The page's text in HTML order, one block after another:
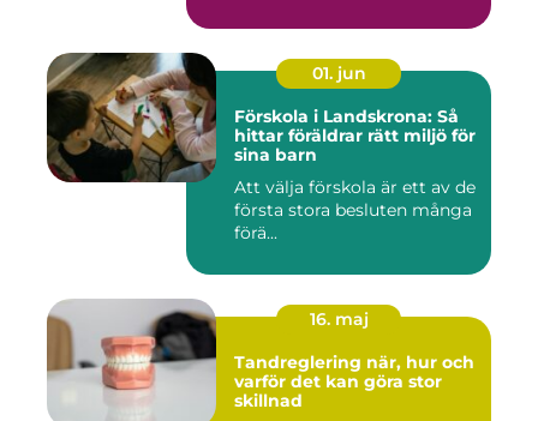
01. jun
Förskola i Landskrona: Så
hittar föräldrar rätt miljö för
sina barn
Att välja förskola är ett av de
första stora besluten många
förä...
16. maj
Tandreglering när, hur och
varför det kan göra stor
skillnad